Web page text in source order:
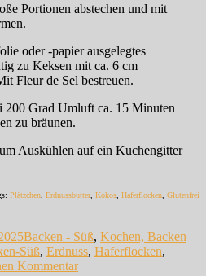
Portionen abstechen und mit
oder -papier ausgelegtes
zu Keksen mit ca. 6 cm
Fleur de Sel bestreuen.
200 Grad Umluft ca. 15 Minuten
zu bräunen.
Auskühlen auf ein Kuchengitter
Plätzchen Erdnussbutter, Kokos Haferflocken Glutenfrei
Backen - Süß, Kochen, Backen
Süß, Erdnuss, Haferflocken,
Kommentarzu